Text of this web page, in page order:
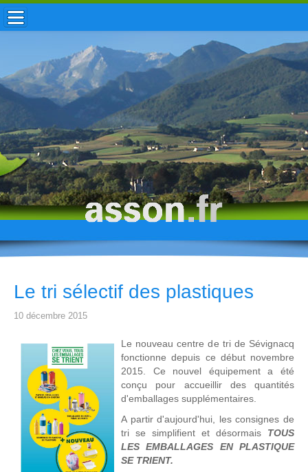
ACCUEIL / INFOS
MUNICIPALITÉ
VIE LOCALE
ENFANCE
TOURISME
HISTOIRE
Le tri sélectif des plastiques
10 décembre 2015
Le nouveau centre de tri de Sévignacq
fonctionne depuis ce début novembre
2015. Ce nouvel équipement a été
conçu pour accueillir des quantités
d'emballages supplémentaires.
A partir d'aujourd'hui, les consignes de
tri se simplifient et désormais TOUS
LES EMBALLAGES EN PLASTIQUE
SE TRIENT.